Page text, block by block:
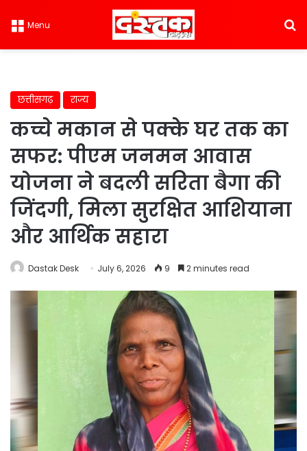
Menu
छत्तीसगढ़ राज्य
कच्चे मकान से पक्के घर तक का
सफर: पीएम जनमन आवास
योजना ने बदली सरिता बैगा की
जिंदगी, मिला सुरक्षित आशियाना
और आर्थिक सहारा
Dastak Desk July 6, 2026 9 2 minutes read